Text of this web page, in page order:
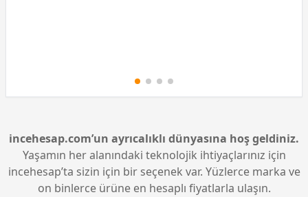
incehesap.com’un ayrıcalıklı dünyasına hoş geldiniz.
Yaşamın her alanındaki teknolojik ihtiyaçlarınız için
incehesap’ta sizin için bir seçenek var. Yüzlerce marka ve
on binlerce ürüne en hesaplı fiyatlarla ulaşın.